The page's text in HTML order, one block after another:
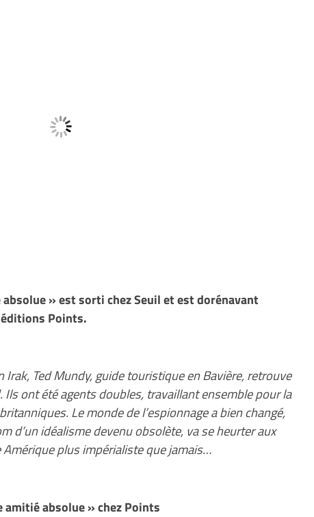
» est sorti chez Seuil et est dorénavant
Points.
Irak, Ted Mundy, guide touristique en Bavière, retrouve
Ils ont été agents doubles, travaillant ensemble pour la
Le monde de l’espionnage a bien changé,
d’un idéalisme devenu obsolète, va se heurter aux
Amérique plus impérialiste que jamais…
amitié absolue » chez Points